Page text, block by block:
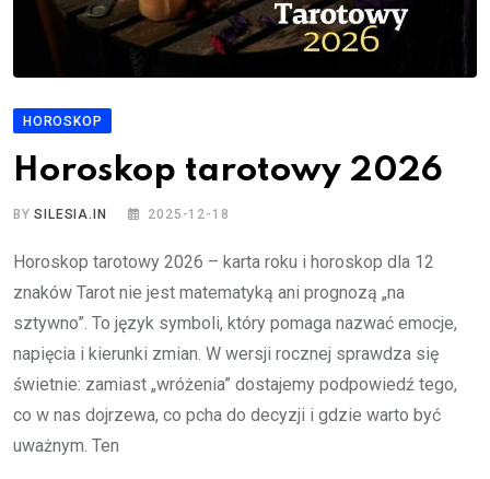
HOROSKOP
Horoskop tarotowy 2026
BYSILESIA.IN 2025-12-18
Horoskop tarotowy 2026 – karta roku i horoskop dla 12
znaków Tarot nie jest matematyką ani prognozą „na
sztywno”. To język symboli, który pomaga nazwać emocje,
napięcia i kierunki zmian. W wersji rocznej sprawdza się
świetnie: zamiast „wróżenia” dostajemy podpowiedź tego,
co w nas dojrzewa, co pcha do decyzji i gdzie warto być
uważnym. Ten